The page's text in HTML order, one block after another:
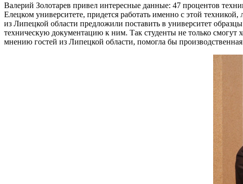
Валерий Золотарев привел интересные данные: 47 процентов
Елецком университете, придется работать именно с этой
из Липецкой области предложили поставить в университет
техническую документацию к ним. Так студенты не только смогут
мнению гостей из Липецкой области, помогла бы